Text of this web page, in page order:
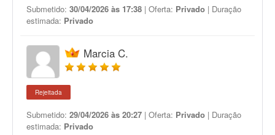
Submetido: 30/04/2026 às 17:38 | Oferta: Privado | Duração
estimada: Privado
Marcia C.
Rejeitada
Submetido: 29/04/2026 às 20:27 | Oferta: Privado | Duração
estimada: Privado